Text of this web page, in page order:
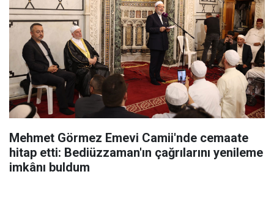
Mehmet Görmez Emevi Camii'nde cemaate
hitap etti: Bediüzzaman'ın çağrılarını yenileme
imkânı buldum